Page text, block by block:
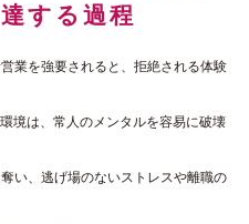
する過程
業を強要されると、拒絶される体験
境は、常人のメンタルを容易に破壊
い、逃げ場のないストレスや離職の